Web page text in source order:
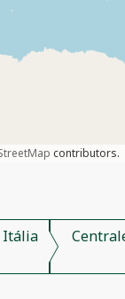
contributors.
Itália